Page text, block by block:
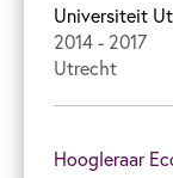
Universiteit
2014 - 2017
Utrecht
Hoogleraar